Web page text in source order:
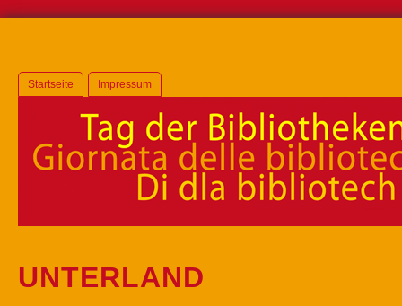
Startseite Impressum
UNTERLAND